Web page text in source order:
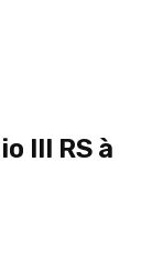
III RS à